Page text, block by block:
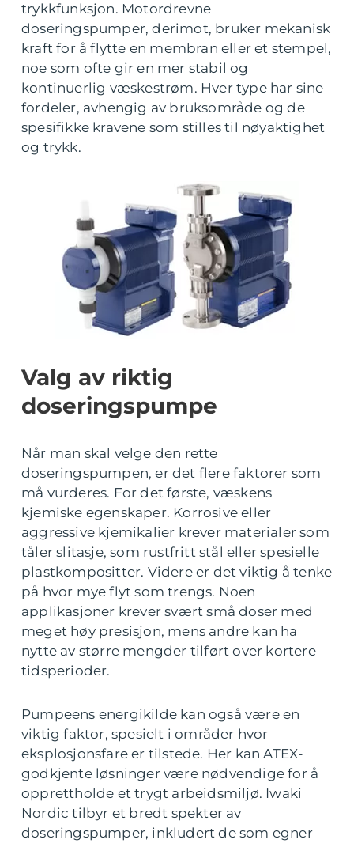
trykkfunksjon. Motordrevne
doseringspumper, derimot, bruker mekanisk
kraft for å flytte en membran eller et stempel,
noe som ofte gir en mer stabil og
kontinuerlig væskestrøm. Hver type har sine
fordeler, avhengig av bruksområde og de
spesifikke kravene som stilles til nøyaktighet
og trykk.
Valg av riktig
doseringspumpe
Når man skal velge den rette
doseringspumpen, er det flere faktorer som
må vurderes. For det første, væskens
kjemiske egenskaper. Korrosive eller
aggressive kjemikalier krever materialer som
tåler slitasje, som rustfritt stål eller spesielle
plastkompositter. Videre er det viktig å tenke
på hvor mye flyt som trengs. Noen
applikasjoner krever svært små doser med
meget høy presisjon, mens andre kan ha
nytte av større mengder tilført over kortere
tidsperioder.
Pumpeens energikilde kan også være en
viktig faktor, spesielt i områder hvor
eksplosjonsfare er tilstede. Her kan ATEX-
godkjente løsninger være nødvendige for å
opprettholde et trygt arbeidsmiljø. Iwaki
Nordic tilbyr et bredt spekter av
doseringspumper, inkludert de som egner